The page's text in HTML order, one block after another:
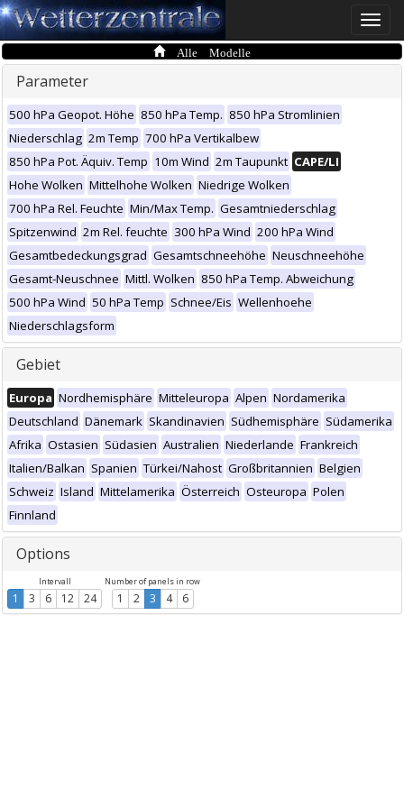
Toggle
Alle Modelle
Parameter
500 hPa Geopot. Höhe 850 hPa Temp. 850 hPa Stromlinien
Niederschlag 2m Temp 700 hPa Vertikalbew
850 hPa Pot. Äquiv. Temp 10m Wind 2m Taupunkt CAPE/LI
Hohe Wolken Mittelhohe Wolken Niedrige Wolken
700 hPa Rel. Feuchte Min/Max Temp. Gesamtniederschlag
Spitzenwind 2m Rel. feuchte 300 hPa Wind 200 hPa Wind
Gesamtbedeckungsgrad Gesamtschneehöhe Neuschneehöhe
Gesamt-Neuschnee Mittl. Wolken 850 hPa Temp. Abweichung
500 hPa Wind 50 hPa Temp Schnee/Eis Wellenhoehe
Niederschlagsform
Gebiet
Europa Nordhemisphäre Mitteleuropa Alpen Nordamerika
Deutschland Dänemark Skandinavien Südhemisphäre Südamerika
Afrika Ostasien Südasien Australien Niederlande Frankreich
Italien/Balkan Spanien Türkei/Nahost Großbritannien Belgien
Schweiz Island Mittelamerika Österreich Osteuropa Polen
Finnland
Options
Intervall
1 3 6 12 24
Number of panels in row
1 2 3 4 6